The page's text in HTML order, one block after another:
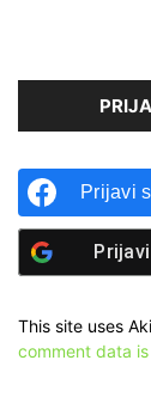
Prijavi s
This site uses
comment data